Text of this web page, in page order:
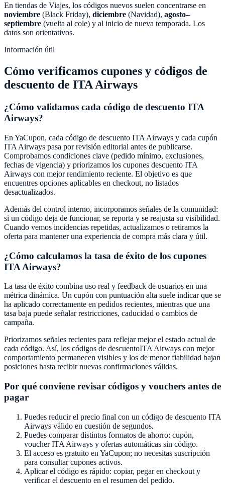
En tiendas de Viajes, los códigos nuevos suelen concentrarse en
noviembre (Black Friday), diciembre (Navidad), agosto–
septiembre (vuelta al cole) y al inicio de nueva temporada. Los
datos son orientativos.
Información útil
Cómo verificamos cupones y códigos de
descuento de ITA Airways
¿Cómo validamos cada código de descuento ITA
Airways?
En YaCupon, cada código de descuento ITA Airways y cada cupón
ITA Airways pasa por revisión editorial antes de publicarse.
Comprobamos condiciones clave (pedido mínimo, exclusiones,
fechas de vigencia) y priorizamos los cupones descuento ITA
Airways con mejor rendimiento reciente. El objetivo es que
encuentres opciones aplicables en checkout, no listados
desactualizados.
Además del control interno, incorporamos señales de la comunidad:
si un código deja de funcionar, se reporta y se reajusta su visibilidad.
Cuando vemos incidencias repetidas, actualizamos o retiramos la
oferta para mantener una experiencia de compra más clara y útil.
¿Cómo calculamos la tasa de éxito de los cupones
ITA Airways?
La tasa de éxito combina uso real y feedback de usuarios en una
métrica dinámica. Un cupón con puntuación alta suele indicar que se
ha aplicado correctamente en pedidos recientes, mientras que una
tasa baja puede señalar restricciones, caducidad o cambios de
campaña.
Priorizamos señales recientes para reflejar mejor el estado actual de
cada código. Así, los códigos de descuentoITA Airways con mejor
comportamiento permanecen visibles y los de menor fiabilidad bajan
posiciones hasta recibir nuevas confirmaciones válidas.
Por qué conviene revisar códigos y vouchers antes de
pagar
Puedes reducir el precio final con un código de descuento ITA
Airways válido en cuestión de segundos.
Puedes comparar distintos formatos de ahorro: cupón,
voucherITA Airways y ofertas automáticas sin código.
El acceso es gratuito en YaCupon; no necesitas suscripción
para consultar cupones activos.
Aplicar el código es rápido: copiar, pegar en checkout y
verificar el descuento en el resumen del pedido.